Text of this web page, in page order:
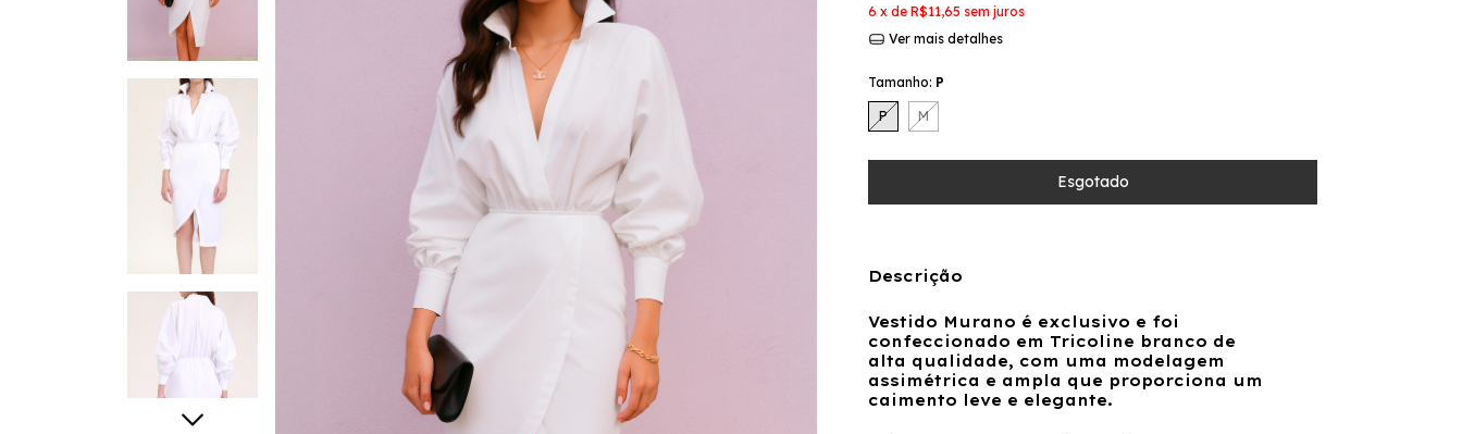
6 x de R$11,65 sem juros
Ver mais detalhes
Tamanho: P
P M
Descrição
Vestido Murano é exclusivo e foi
confeccionado em Tricoline branco de
alta qualidade, com uma modelagem
assimétrica e ampla que proporciona um
caimento leve e elegante.